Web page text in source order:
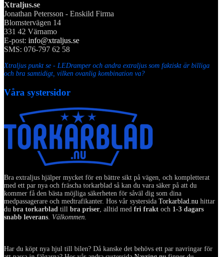
Xtraljus.se
Jonathan Petersson - Enskild Firma
Blomstervägen 14
331 42 Värnamo
E-post: info@xtraljus.se
SMS: 076-797 62 58
Xtraljus punkt se - LEDramper och andra extraljus som faktiskt är billiga
och bra samtidigt, vilken ovanlig kombination va?
Våra systersidor
Bra extraljus hjälper mycket för en bättre sikt på vägen, och kompletterat
med ett par nya och fräscha torkarblad så kan du vara säker på att du
kommer få den bästa möjliga säkerheten för såväl dig som dina
medpassagerare och medtrafikanter. Hos vår systersida Torkarblad.nu hittar
du bra torkarblad till bra priser , alltid med fri frakt och 1-3 dagars
snabb leverans Välkommen.
Har du köpt nya hjul till bilen? Då kanske det behövs ett par navringar för